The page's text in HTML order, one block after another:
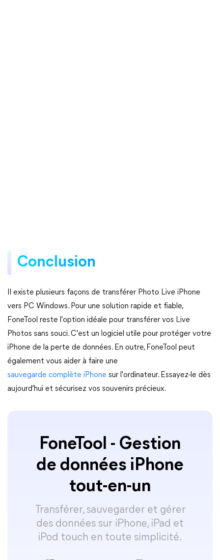
Conclusion
Il existe plusieurs façons de transférer Photo Live iPhone
vers PC Windows. Pour une solution rapide et fiable,
FoneTool reste l'option idéale pour transférer vos Live
Photos sans souci. C'est un logiciel utile pour protéger votre
iPhone de la perte de données. En outre, FoneTool peut
également vous aider à faire une
sauvegarde complète iPhone sur l'ordinateur. Essayez-le dès
aujourd'hui et sécurisez vos souvenirs précieux.
FoneTool - Gestion
de données iPhone
tout-en-un
Transférer, sauvegarder et gérer
des données sur iPhone, iPad et
iPod touch en toute simplicité.